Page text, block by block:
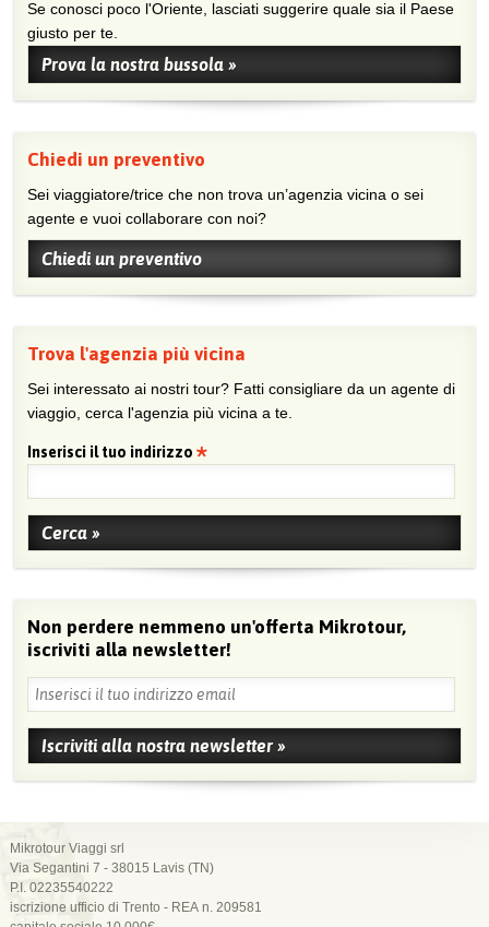
Se conosci poco l'Oriente, lasciati suggerire quale sia il Paese
giusto per te.
Prova la nostra bussola »
Chiedi un preventivo
Sei viaggiatore/trice che non trova un’agenzia vicina o sei
agente e vuoi collaborare con noi?
Chiedi un preventivo
Trova l'agenzia più vicina
Sei interessato ai nostri tour? Fatti consigliare da un agente di
viaggio, cerca l'agenzia più vicina a te.
Inserisci il tuo indirizzo
Non perdere nemmeno un'offerta Mikrotour,
iscriviti alla newsletter!
Mikrotour Viaggi srl
Via Segantini 7 - 38015 Lavis (TN)
P.I. 02235540222
iscrizione ufficio di Trento - REA n. 209581